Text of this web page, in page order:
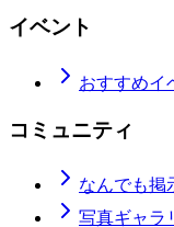
イベント
おすすめイ
コミュニティ
なんでも掲
写真ギャラ